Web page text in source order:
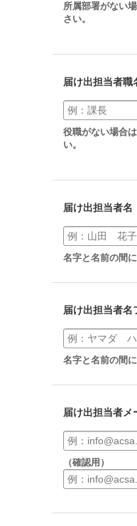
所属部署がない
さい。
届け出担当者職
役職がない場合
い。
届け出担当者名
名字と名前の間
届け出担当者名
名字と名前の間
届け出担当者メ
（確認用）